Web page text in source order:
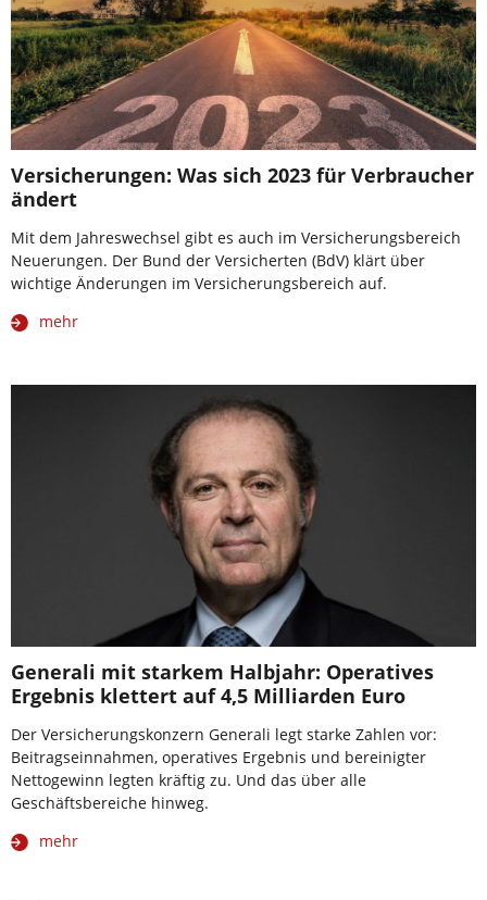
Versicherungen: Was sich 2023 für Verbraucher
ändert
Mit dem Jahreswechsel gibt es auch im Versicherungsbereich
Neuerungen. Der Bund der Versicherten (BdV) klärt über
wichtige Änderungen im Versicherungsbereich auf.
mehr
Generali mit starkem Halbjahr: Operatives
Ergebnis klettert auf 4,5 Milliarden Euro
Der Versicherungskonzern Generali legt starke Zahlen vor:
Beitragseinnahmen, operatives Ergebnis und bereinigter
Nettogewinn legten kräftig zu. Und das über alle
Geschäftsbereiche hinweg.
mehr